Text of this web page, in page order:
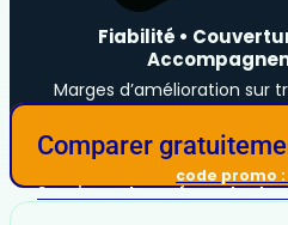
Fiabilité •
Marges d’amélioration sur
Comparer
code promo :
3 mois remboursés sur toutes